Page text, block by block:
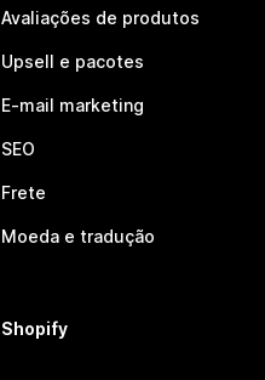
Avaliações de produtos
Upsell e pacotes
E-mail marketing
SEO
Frete
Moeda e tradução
Shopify